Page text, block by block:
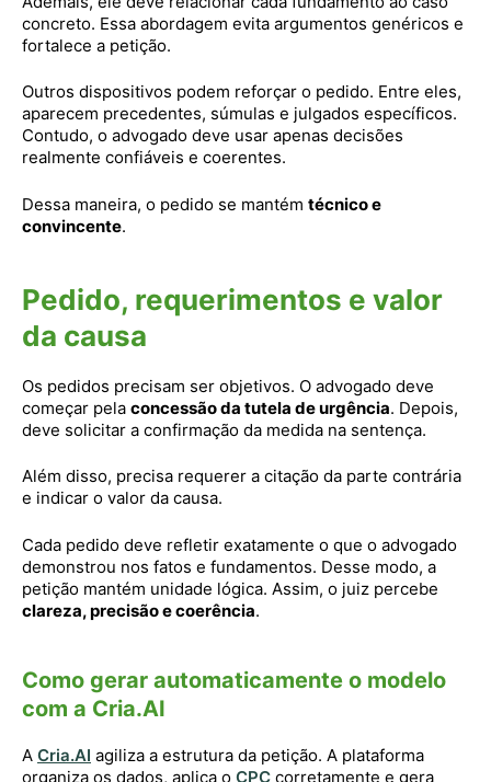
concreto. Essa abordagem evita argumentos genéricos e
fortalece a petição.
Outros dispositivos podem reforçar o pedido. Entre eles,
aparecem precedentes, súmulas e julgados específicos.
Contudo, o advogado deve usar apenas decisões
realmente confiáveis e coerentes.
Dessa maneira, o pedido se mantém técnico e
convincente.
Pedido, requerimentos e valor
da causa
Os pedidos precisam ser objetivos. O advogado deve
começar pela concessão da tutela de urgência. Depois,
deve solicitar a confirmação da medida na sentença.
Além disso, precisa requerer a citação da parte contrária
e indicar o valor da causa.
Cada pedido deve refletir exatamente o que o advogado
demonstrou nos fatos e fundamentos. Desse modo, a
petição mantém unidade lógica. Assim, o juiz percebe
clareza, precisão e coerência.
Como gerar automaticamente o modelo
com a Cria.AI
A Cria.AI agiliza a estrutura da petição. A plataforma
organiza os dados, aplica o CPC corretamente e gera